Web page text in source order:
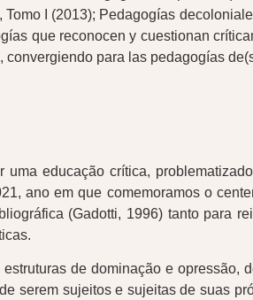
I (2013); Pedagogías
que reconocen y cuestionan
para las pedagogías
educação crítica,
ano em que comemoramos o
(Gadotti, 1996) tanto para
de dominação e opressão,
serem sujeitos e sujeitas de suas